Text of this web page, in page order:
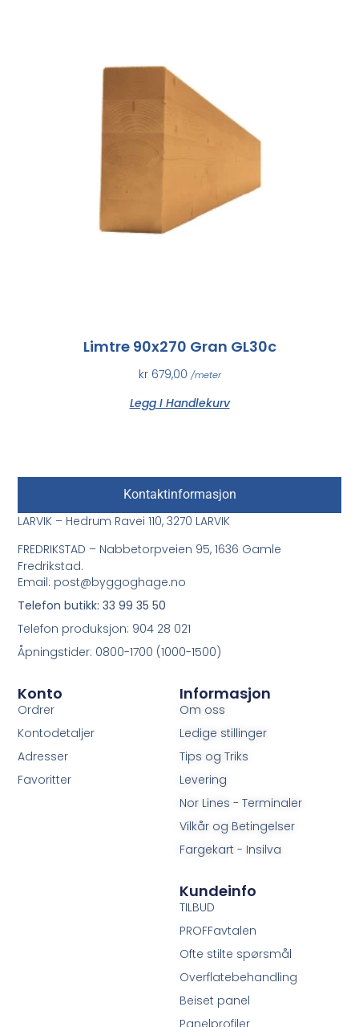
Limtre 90x270 Gran GL30c
kr679,00 /meter
Legg I Handlekurv
Informasjon
Om oss
Ledige stillinger
Tips og Triks
Levering
Nor Lines - Terminaler
Vilkår og Betingelser
Fargekart - Insilva
Konto
Ordrer
Kontodetaljer
Adresser
Favoritter
Kundeinfo
TILBUD
PROFFavtalen
Ofte stilte spørsmål
Overflatebehandling
Beiset panel
Panelprofiler
Kontaktinformasjon
LARVIK – Hedrum Ravei 110, 3270 LARVIK
FREDRIKSTAD – Nabbetorpveien 95, 1636 Gamle
Fredrikstad.
Email: post@byggoghage.no
Telefon butikk: 33 99 35 50
Telefon produksjon: 904 28 021
Åpningstider: 0800-1700 (1000-1500)